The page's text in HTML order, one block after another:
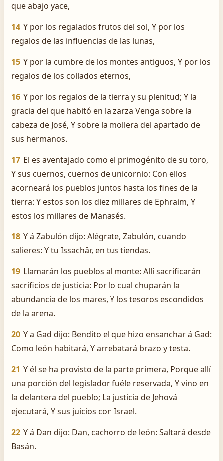
que abajo yace,
14 Y por los regalados frutos del sol, Y por los
regalos de las influencias de las lunas,
15 Y por la cumbre de los montes antiguos, Y por los
regalos de los collados eternos,
16 Y por los regalos de la tierra y su plenitud; Y la
gracia del que habitó en la zarza Venga sobre la
cabeza de José, Y sobre la mollera del apartado de
sus hermanos.
17 El es aventajado como el primogénito de su toro,
Y sus cuernos, cuernos de unicornio: Con ellos
acorneará los pueblos juntos hasta los fines de la
tierra: Y estos son los diez millares de Ephraim, Y
estos los millares de Manasés.
18 Y á Zabulón dijo: Alégrate, Zabulón, cuando
salieres: Y tu Issachâr, en tus tiendas.
19 Llamarán los pueblos al monte: Allí sacrificarán
sacrificios de justicia: Por lo cual chuparán la
abundancia de los mares, Y los tesoros escondidos
de la arena.
20 Y a Gad dijo: Bendito el que hizo ensanchar á Gad:
Como león habitará, Y arrebatará brazo y testa.
21 Y él se ha provisto de la parte primera, Porque allí
una porción del legislador fuéle reservada, Y vino en
la delantera del pueblo; La justicia de Jehová
ejecutará, Y sus juicios con Israel.
22 Y á Dan dijo: Dan, cachorro de león: Saltará desde
Basán.